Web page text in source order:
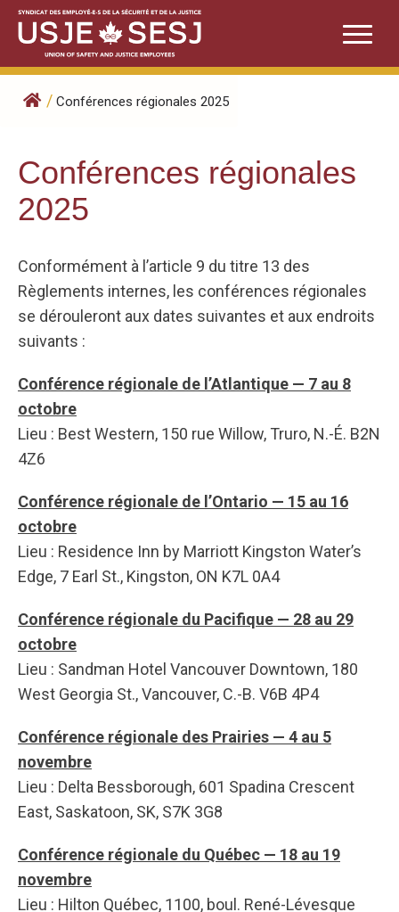
Skip
content
/ Conférences régionales 2025
Conférences régionales
2025
Conformément à l’article 9 du titre 13 des
Règlements internes, les conférences régionales
se dérouleront aux dates suivantes et aux endroits
suivants :
Conférence régionale de l’Atlantique — 7 au 8
octobre
Lieu : Best Western, 150 rue Willow, Truro, N.-É. B2N
4Z6
Conférence régionale de l’Ontario — 15 au 16
octobre
Lieu : Residence Inn by Marriott Kingston Water’s
Edge, 7 Earl St., Kingston, ON K7L 0A4
Conférence régionale du Pacifique — 28 au 29
octobre
Lieu : Sandman Hotel Vancouver Downtown, 180
West Georgia St., Vancouver, C.-B. V6B 4P4
Conférence régionale des Prairies — 4 au 5
novembre
Lieu : Delta Bessborough, 601 Spadina Crescent
East, Saskatoon, SK, S7K 3G8
Conférence régionale du Québec — 18 au 19
novembre
Lieu : Hilton Québec, 1100, boul. René-Lévesque